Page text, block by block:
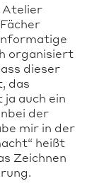
Atelier
organisiert
dieser
das
auch ein
der
mir in der
heißt
Zeichnen